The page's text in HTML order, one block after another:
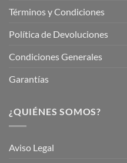
Términos y Condiciones
Política de Devoluciones
Condiciones Generales
Garantías
¿QUIÉNES SOMOS?
Aviso Legal